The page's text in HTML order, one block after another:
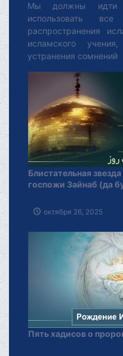
Мы должны идти
использовать
распространения
исламского
устранения сомнений
Блистательная
госпожи Зайнаб (да
октября 26, 2025
Пять хадисов о